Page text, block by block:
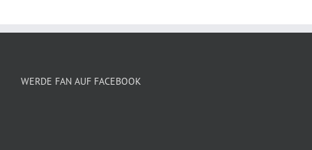
WERDE FAN AUF FACEBOOK